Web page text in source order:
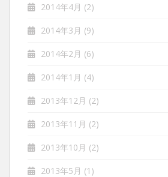
2014年4月 (2)
2014年3月 (9)
2014年2月 (6)
2014年1月 (4)
2013年12月 (2)
2013年11月 (2)
2013年10月 (2)
2013年5月 (1)